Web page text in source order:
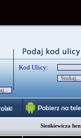
Kod Ulicy:
Sienkiewicza